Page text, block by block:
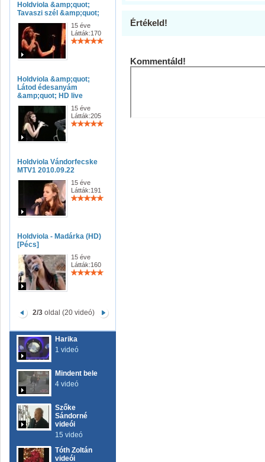
Holdviola &amp;quot;
Tavaszi szél &amp;quot;
15 éve
Látták:170
Holdviola &amp;quot;
Látod édesanyám
&amp;quot; HD live
15 éve
Látták:205
Holdviola Vándorfecske
MTV1 2010.09.22
15 éve
Látták:191
Holdviola - Madárka (HD)
[Pécs]
15 éve
Látták:160
2/3oldal (20 videó)
Harika
1 videó
Mindent bele
4 videó
Szőke
Sándorné
videói
15 videó
Tóth Zoltán
videói
Értékeld!
Kommentáld!